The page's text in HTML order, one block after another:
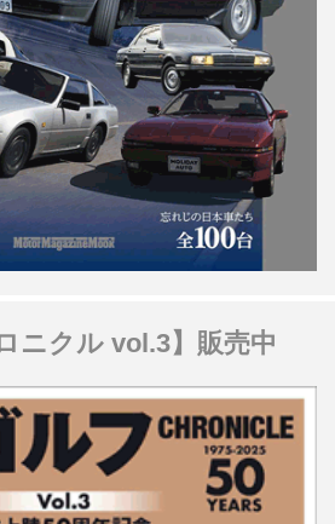
ニクル vol.3】販売中